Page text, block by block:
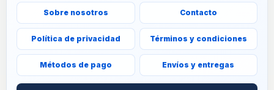
Sobre nosotros Contacto
Política de privacidad Términos y condiciones
Métodos de pago Envíos y entregas